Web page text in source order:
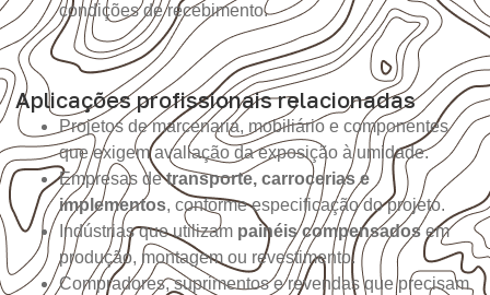
condições de recebimento.
Aplicações profissionais relacionadas
Projetos de marcenaria, mobiliário e componentes
que exigem avaliação da exposição à umidade.
Empresas detransporte, carrocerias e
implementos, conforme especificação do projeto.
Indústrias que utilizam painéis compensadosem
produção, montagem ou revestimento.
Compradores, suprimentos e revendas que precisam